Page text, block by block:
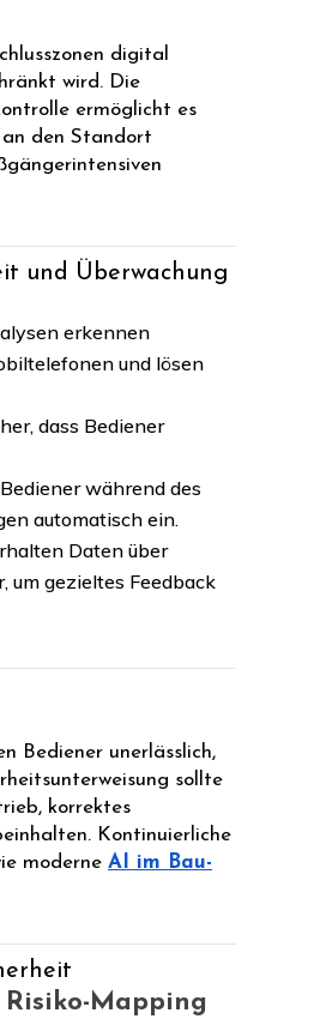
digital
wird. Die
ermöglicht es
den Standort
und Überwachung
erkennen
und lösen
dass Bediener
während des
automatisch ein.
Daten über
um gezieltes Feedback
Bediener unerlässlich,
sollte
korrektes
Kontinuierliche
moderne AI im Bau-
Mapping